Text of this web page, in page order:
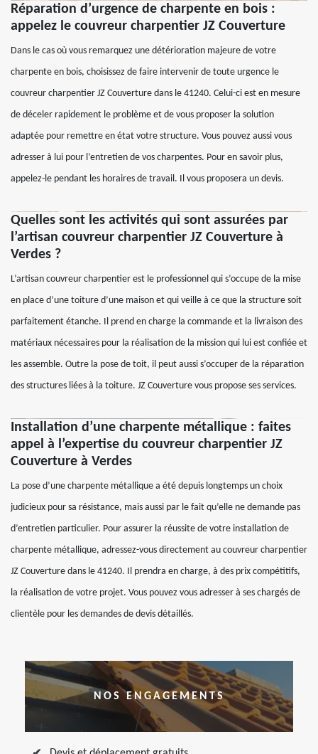
Réparation d’urgence de charpente en bois :
appelez le couvreur charpentier JZ Couverture
Dans le cas où vous remarquez une détérioration majeure de votre
charpente en bois, choisissez de faire intervenir de toute urgence le
couvreur charpentier JZ Couverture dans le 41240. Celui-ci est en mesure
de déceler rapidement le problème et de vous proposer la solution
adaptée pour remettre en état votre structure. Vous pouvez aussi vous
adresser à lui pour l’entretien de vos charpentes. Pour en savoir plus,
appelez-le pendant les horaires de travail. Il vous proposera un devis.
Quelles sont les activités qui sont assurées par
l’artisan couvreur charpentier JZ Couverture à
Verdes ?
L’artisan couvreur charpentier est le professionnel qui s’occupe de la mise
en place d’une toiture d’une maison et qui veille à ce que la structure soit
parfaitement étanche. Il prend en charge la commande et la livraison des
matériaux nécessaires pour la réalisation de la mission qui lui est confiée et
les assemble. Outre la pose de toit, il peut aussi s’occuper de la réparation
des structures liées à la toiture. JZ Couverture vous propose ses services.
Installation d’une charpente métallique : faites
appel à l’expertise du couvreur charpentier JZ
Couverture à Verdes
La pose d’une charpente métallique a été depuis longtemps un choix
judicieux pour sa résistance, mais aussi par le fait qu’elle ne demande pas
d’entretien particulier. Pour assurer la réussite de votre installation de
charpente métallique, adressez-vous directement au couvreur charpentier
JZ Couverture dans le 41240. Il prendra en charge, à des prix compétitifs,
la réalisation de votre projet. Vous pouvez vous adresser à ses chargés de
clientèle pour les demandes de devis détaillés.
NOS ENGAGEMENTS